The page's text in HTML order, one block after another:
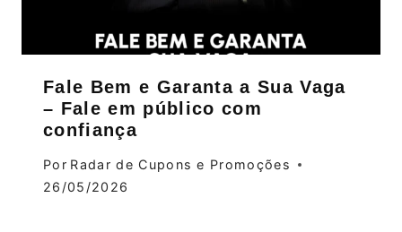
Fale Bem e Garanta a Sua Vaga
– Fale em público com
confiança
Por Radar de Cupons e Promoções
26/05/2026